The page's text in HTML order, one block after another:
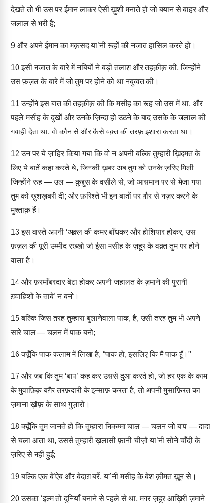
देखते तो भी उस पर ईमान लाकर ऐसी ख़ुशी मनाते हो जो बयान से बाहर और
जलाल से भरी है;
9 और अपने ईमान का मक़सद या’नी रूहों की नजात हासिल करते हो।
10इसी नजात के बारे में नबियों ने बड़ी तलाश और तहक़ीक़ की, जिन्होंने
उस फ़ज़ल के बारे में जो तुम पर होने को था नबुव्वत की।
11 उन्होंने इस बात की तहक़ीक़ की कि मसीह का रूह जो उस में था, और
पहले मसीह के दुखों और उनके ज़िन्दा हो उठने के बाद उसके के जलाल की
गवाही देता था, वो कौन से और कैसे वक़्त की तरफ़ इशारा करता था।
12 उन पर ये ज़ाहिर किया गया कि वो न अपनी बल्कि तुम्हारी ख़िदमत के
लिए ये बातें कहा करते थे, जिनकी ख़बर अब तुम को उनके ज़रिए मिली
जिन्होंने रूह — उल — क़ुद्दुस के वसीले से, जो आसमान पर से भेजा गया
तुम को ख़ुशख़बरी दी; और फ़रिश्ते भी इन बातों पर ग़ौर से नज़र करने के
मुश्ताक़ हैं।
13इस वास्ते अपनी ‘अक़्ल की कमर बाँधकर और होशियार होकर, उस
फ़ज़ल की पूरी उम्मीद रख्खो जो ईसा मसीह के ज़हूर के वक़्त तुम पर होने
वाला है।
14 और फ़रमाँबरदार बेटा होकर अपनी जहालत के ज़माने की पुरानी
ख़्वाहिशों के ताबे’ न बनो।
15बल्कि जिस तरह तुम्हारा बुलानेवाला पाक, है, उसी तरह तुम भी अपने
सारे चाल — चलन में पाक बनो;
16क्यूँकि पाक कलाम में लिखा है, “पाक हो, इसलिए कि मैं पाक हूँ।"
17 और जब कि तुम ‘बाप’ कह कर उससे दुआ करते हो, जो हर एक के काम
के मुवाफ़िक़ बग़ैर तरफ़दारी के इन्साफ़ करता है, तो अपनी मुसाफ़िरत का
ज़माना ख़ौफ़ के साथ गुज़ारो।
18क्यूँकि तुम जानते हो कि तुम्हारा निकम्मा चाल — चलन जो बाप — दादा
से चला आता था, उससे तुम्हारी ख़लासी फ़ानी चीज़ों या’नी सोने चाँदी के
ज़रिए से नहीं हुई;
19बल्कि एक बे’ऐब और बेदाग़ बर्रे, या’नी मसीह के बेश क़ीमत ख़ून से।
20उसका ‘इल्म तो दुनियाँ बनाने से पहले से था, मगर ज़हूर आख़िरी ज़माने